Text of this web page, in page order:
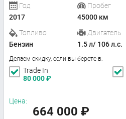
Год
2017
Пробег
45000 км
Топливо
Бензин
Двигатель
1.5 л/ 106 л.с.
Делаем скидку, если вы берете в:
Trade In
80 000₽
Цена:
664 000 ₽